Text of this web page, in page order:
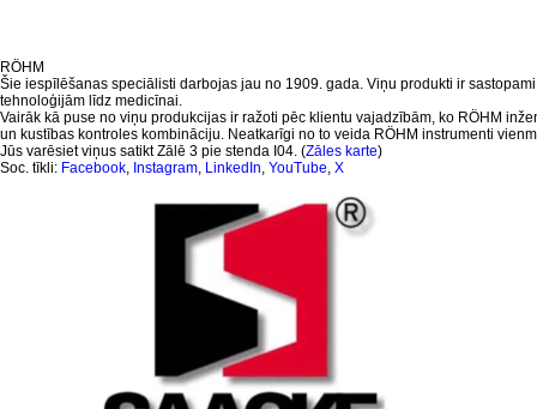
RÖHM
Šie iespīlēšanas speciālisti darbojas jau no 1909. gada. Viņu produkti ir
tehnoloģijām līdz medicīnai.
Vairāk kā puse no viņu produkcijas ir ražoti pēc klientu vajadzībām, ko RÖHM
un kustības kontroles kombināciju. Neatkarīgi no to veida RÖHM instrumenti
Jūs varēsiet viņus satikt Zālē 3 pie stenda I04. (Zāles karte)
Soc. tīkli: Facebook, Instagram, LinkedIn, YouTube, X